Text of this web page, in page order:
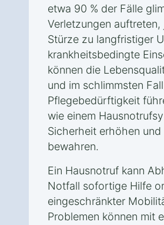
etwa 90 % der Fälle
Verletzungen
Stürze zu langfristiger
krankheitsbedingte
können die
und im schlimmsten
Pflegebedürftigkeit
wie einem
Sicherheit erhöhen
bewahren.
Ein Hausnotruf kann
Notfall sofortige Hilfe
eingeschränkter
Problemen können mit